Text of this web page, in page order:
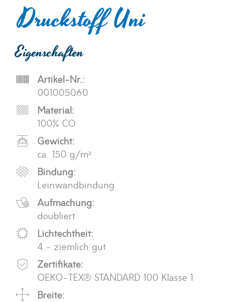
Druckstoff Uni
Eigenschaften
Artikel-Nr.:
001005060
Material:
100% CO
Gewicht:
ca. 150 g/m²
Bindung:
Leinwandbindung
Aufmachung:
doubliert
Lichtechtheit:
4 - ziemlich gut
Zertifikate:
OEKO-TEX® STANDARD 100 Klasse 1
Breite: